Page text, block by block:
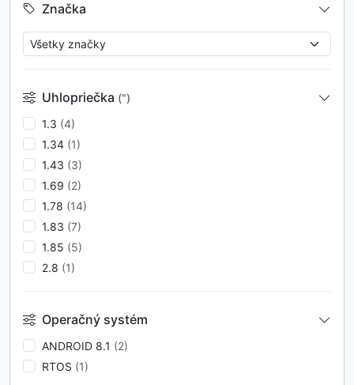
Značka
Uhlopriečka (")
1.3 (4)
1.34 (1)
1.43 (3)
1.69 (2)
1.78 (14)
1.83 (7)
1.85 (5)
2.8 (1)
Operačný systém
ANDROID 8.1 (2)
RTOS (1)